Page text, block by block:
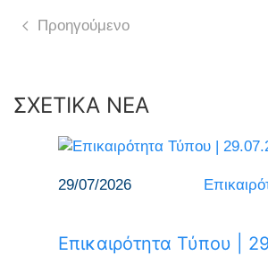
Προηγούμενο
ΣΧΕΤΙΚΑ ΝΕΑ
29/07/2026
Επικαιρότητα Τύπου |